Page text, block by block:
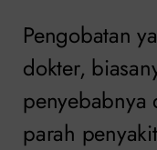
Pengobatan
dokter,
penyebabnya
parah